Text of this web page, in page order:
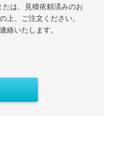
は、見積依頼済みのお
上、ご注文ください。
絡いたします。